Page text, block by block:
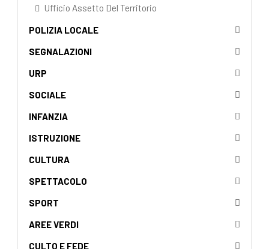
Ufficio Assetto Del Territorio
POLIZIA LOCALE
SEGNALAZIONI
URP
SOCIALE
INFANZIA
ISTRUZIONE
CULTURA
SPETTACOLO
SPORT
AREE VERDI
CULTO E FEDE